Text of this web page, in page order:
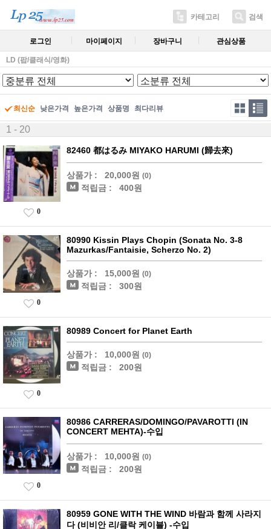
카테고리 검색
로그인 마이페이지 장바구니 관심상품
LD (팝/클래식/영화)
최신순 낮은가격 높은가격 상품명 최다리뷰
1 - 20
82460 都はるみ MIYAKO HARUMI (歸去來)
상품가 : 20,000원 (0)
적립금 : 400원
0
80990 Kissin Plays Chopin (Sonata No. 3-8
Mazurkas/Fantaisie, Scherzo No. 2)
상품가 : 15,000원 (0)
적립금 : 300원
0
80989 Concert for Planet Earth
상품가 : 10,000원 (0)
적립금 : 200원
0
80986 CARRERAS/DOMINGO/PAVAROTTI (IN
CONCERT MEHTA)-수입
상품가 : 10,000원 (0)
적립금 : 200원
0
80959 GONE WITH THE WIND 바람과 함께 사라지
다 (비비안 리/클락 케이블) -수입